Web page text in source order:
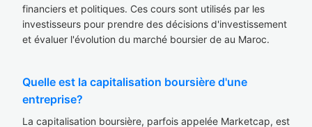
financiers et politiques. Ces cours sont utilisés par les
investisseurs pour prendre des décisions d'investissement
et évaluer l'évolution du marché boursier de au Maroc.
Quelle est la capitalisation boursière d'une
entreprise?
La capitalisation boursière, parfois appelée Marketcap, est